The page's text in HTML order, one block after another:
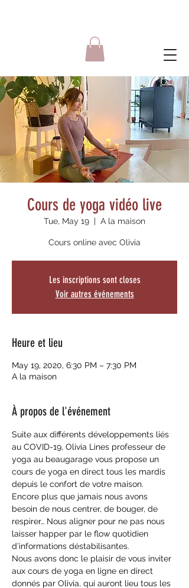
Cours de yoga vidéo live
Tue, May 19
  |
A la maison
Cours online avec Olivia
Les inscriptions sont closes
Voir autres événements
Heure et lieu
May 19, 2020, 6:30 PM – 7:30 PM
A la maison
À propos de l'événement
Suite aux différents développements liés
au COVID-19, Olivia Lines professeur de
yoga au beaugarage vous propose un
cours de yoga en direct tous les mardis
depuis le confort de votre maison.
Encore plus que jamais nous avons
besoin de nous centrer, de bouger, de
respirer… Nous aligner pour ne pas nous
laisser happer par le flow quotidien
d’informations déstabilisantes.
Nous avons donc le plaisir de vous inviter
aux cours de yoga en ligne en direct
donnés par Olivia, qui auront lieu tous les